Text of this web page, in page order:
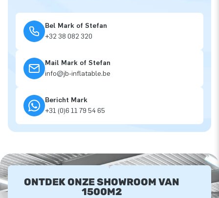
Bel Mark of Stefan
+32 38 082 320
Mail Mark of Stefan
info@jb-inflatable.be
Bericht Mark
+31 (0)6 11 79 54 65
ONTDEK ONZE SHOWROOM VAN
1500M2